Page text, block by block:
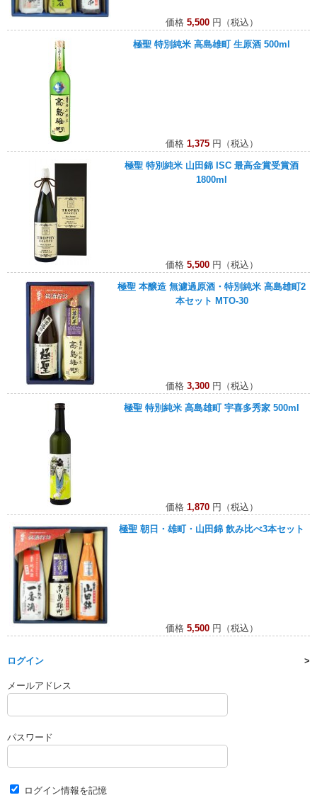
価格 5,500円（税込）
極聖 特別純米 高島雄町 生原酒 500ml
価格 1,375円（税込）
極聖 特別純米 山田錦 ISC 最高金賞受賞酒
1800ml
価格 5,500円（税込）
極聖 本醸造 無濾過原酒・特別純米 高島雄町2
本セット MTO-30
価格 3,300円（税込）
極聖 特別純米 高島雄町 宇喜多秀家 500ml
価格 1,870円（税込）
極聖 朝日・雄町・山田錦 飲み比べ3本セット
価格 5,500円（税込）
ログイン
メールアドレス
パスワード
ログイン情報を記憶